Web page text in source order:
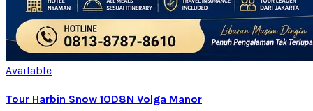
Available
Tour Harbin Snow 10D8N Volga Manor